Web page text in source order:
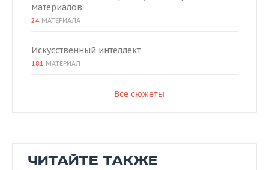
материалов
24 МАТЕРИАЛА
Искусственный интеллект
181 МАТЕРИАЛ
Все сюжеты
ЧИТАЙТЕ ТАКЖЕ